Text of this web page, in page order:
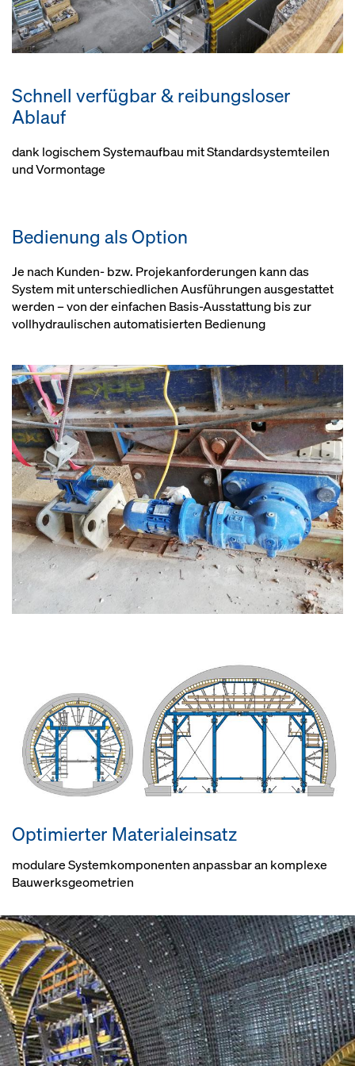
Schnell verfügbar & reibungsloser
Ablauf
dank logischem Systemaufbau mit Standardsystemteilen
und Vormontage
Bedienung als Option
Je nach Kunden- bzw. Projekanforderungen kann das
System mit unterschiedlichen Ausführungen ausgestattet
werden – von der einfachen Basis-Ausstattung bis zur
vollhydraulischen automatisierten Bedienung
Optimierter Materialeinsatz
modulare Systemkomponenten anpassbar an komplexe
Bauwerksgeometrien